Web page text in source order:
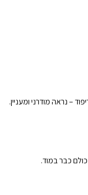
– נראה מודרני ומעניין.
כבר במוד.